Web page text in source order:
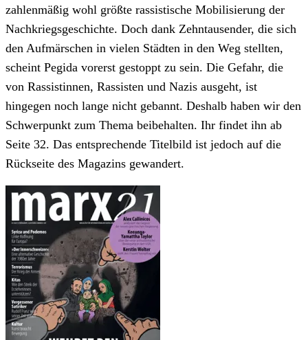
zahlenmäßig wohl größte rassistische Mobilisierung der
Nachkriegsgeschichte. Doch dank Zehntausender, die sich
den Aufmärschen in vielen Städten in den Weg stellten,
scheint Pegida vorerst gestoppt zu sein. Die Gefahr, die
von Rassistinnen, Rassisten und Nazis ausgeht, ist
hingegen noch lange nicht gebannt. Deshalb haben wir den
Schwerpunkt zum Thema beibehalten. Ihr findet ihn ab
Seite 32. Das entsprechende Titelbild ist jedoch auf die
Rückseite des Magazins gewandert.